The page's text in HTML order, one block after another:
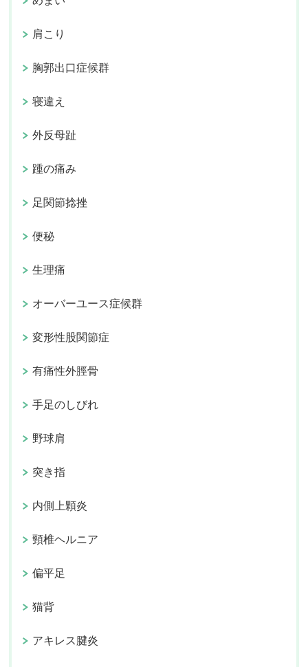
肩こり
胸郭出口症候群
寝違え
外反母趾
踵の痛み
足関節捻挫
便秘
生理痛
オーバーユース症候群
変形性股関節症
有痛性外脛骨
手足のしびれ
野球肩
突き指
内側上顆炎
頸椎ヘルニア
偏平足
猫背
アキレス腱炎